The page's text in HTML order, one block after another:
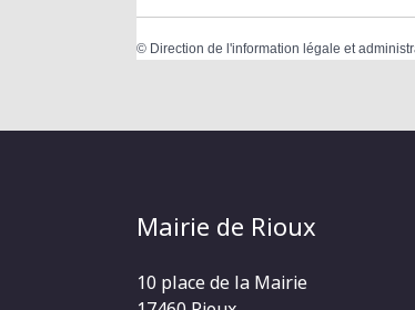
© Direction de l'information légale et
Mairie de Rioux
10 place de la Mairie